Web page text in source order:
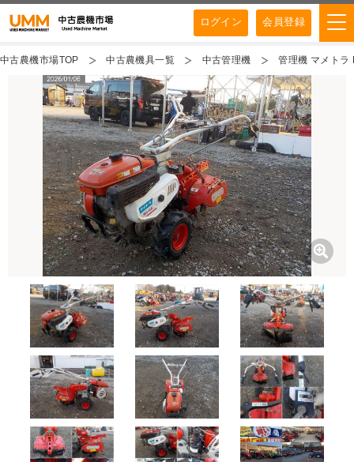
ログイン 会員登録
中古農機市場TOP 中古農機具一覧 中古管理機 管理機 マメト